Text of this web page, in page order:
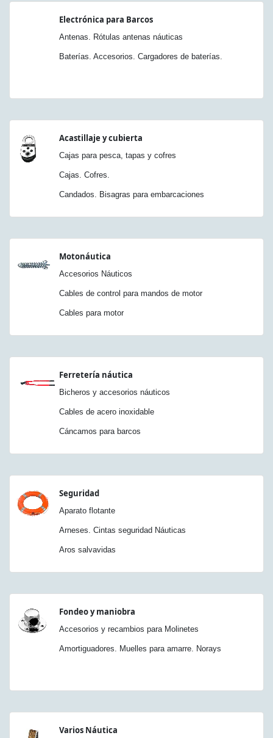
Electrónica para Barcos
Antenas. Rótulas antenas náuticas
Baterías. Accesorios. Cargadores de baterías.
Acastillaje y cubierta
Cajas para pesca, tapas y cofres
Cajas. Cofres.
Candados. Bisagras para embarcaciones
Motonáutica
Accesorios Náuticos
Cables de control para mandos de motor
Cables para motor
Ferretería náutica
Bicheros y accesorios náuticos
Cables de acero inoxidable
Cáncamos para barcos
Seguridad
Aparato flotante
Arneses. Cintas seguridad Náuticas
Aros salvavidas
Fondeo y maniobra
Accesorios y recambios para Molinetes
Amortiguadores. Muelles para amarre. Norays
Varios Náutica